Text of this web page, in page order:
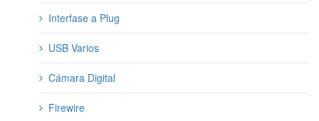
Interfase a Plug
USB Varios
Cámara Digital
Firewire